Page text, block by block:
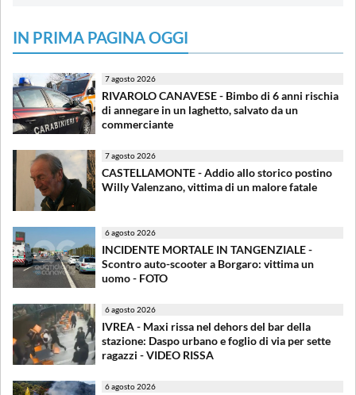
IN PRIMA PAGINA OGGI
7 agosto 2026
RIVAROLO CANAVESE - Bimbo di 6 anni rischia
di annegare in un laghetto, salvato da un
commerciante
7 agosto 2026
CASTELLAMONTE - Addio allo storico postino
Willy Valenzano, vittima di un malore fatale
6 agosto 2026
INCIDENTE MORTALE IN TANGENZIALE -
Scontro auto-scooter a Borgaro: vittima un
uomo - FOTO
6 agosto 2026
IVREA - Maxi rissa nel dehors del bar della
stazione: Daspo urbano e foglio di via per sette
ragazzi - VIDEO RISSA
6 agosto 2026